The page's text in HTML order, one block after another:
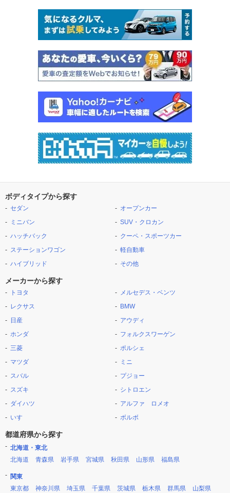
ボディタイプから探す
セダン
ミニバン
ハッチバック
ステーションワゴン
ハイブリッド
オープンカー
SUV・クロカン
クーペ・スポーツカー
軽自動車
その他
メーカーから探す
トヨタ
レクサス
日産
ホンダ
三菱
マツダ
スバル
スズキ
ダイハツ
いすゞ
メルセデス・ベンツ
BMW
アウディ
フォルクスワーゲン
ポルシェ
ミニ
プジョー
シトロエン
アルファ ロメオ
ボルボ
都道府県から探す
北海道・東北
北海道
青森県 岩手県 宮城県 秋田県 山形県 福島県
関東
東京都
神奈川県 埼玉県 千葉県 茨城県 栃木県 群馬県 山梨県